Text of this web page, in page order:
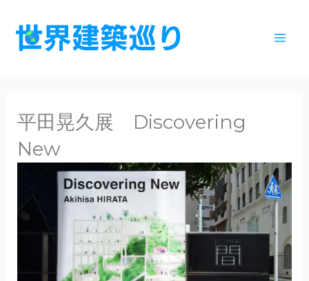
平田晃久展 Discovering
New